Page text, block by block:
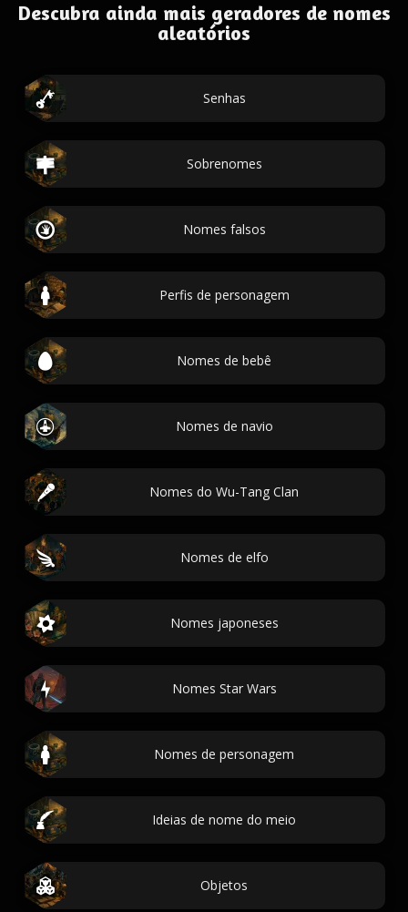
Descubra ainda mais geradores de nomes
aleatórios
Senhas
Sobrenomes
Nomes falsos
Perfis de personagem
Nomes de bebê
Nomes de navio
Nomes do Wu-Tang Clan
Nomes de elfo
Nomes japoneses
Nomes Star Wars
Nomes de personagem
Ideias de nome do meio
Objetos